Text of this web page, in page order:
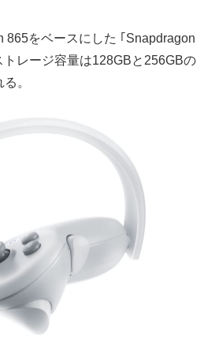
865をベースにした ｢Snapdragon
レージ容量は128GBと256GBの
。